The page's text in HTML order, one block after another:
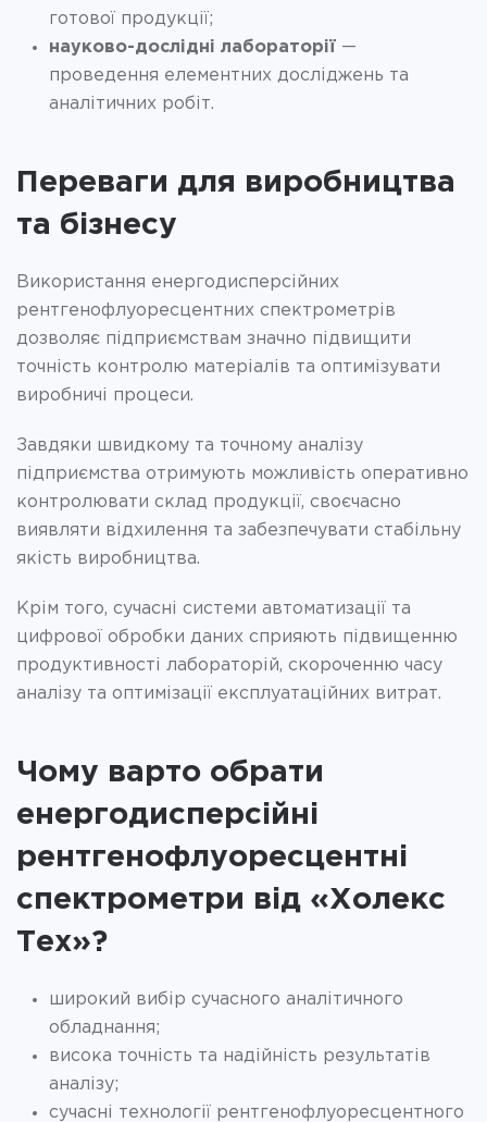
готової продукції;
науково-дослідні лабораторії —
проведення елементних досліджень та
аналітичних робіт.
Переваги для виробництва
та бізнесу
Використання енергодисперсійних
рентгенофлуоресцентних спектрометрів
дозволяє підприємствам значно підвищити
точність контролю матеріалів та оптимізувати
виробничі процеси.
Завдяки швидкому та точному аналізу
підприємства отримують можливість оперативно
контролювати склад продукції, своєчасно
виявляти відхилення та забезпечувати стабільну
якість виробництва.
Крім того, сучасні системи автоматизації та
цифрової обробки даних сприяють підвищенню
продуктивності лабораторій, скороченню часу
аналізу та оптимізації експлуатаційних витрат.
Чому варто обрати
енергодисперсійні
рентгенофлуоресцентні
спектрометри від «Холекс
Тех»?
широкий вибір сучасного аналітичного
обладнання;
висока точність та надійність результатів
аналізу;
сучасні технології рентгенофлуоресцентного